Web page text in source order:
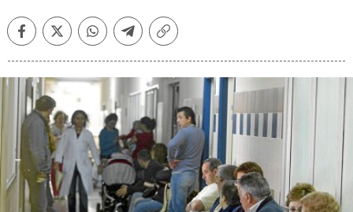
FacebookTwitterWhatsappTelegramCopiar